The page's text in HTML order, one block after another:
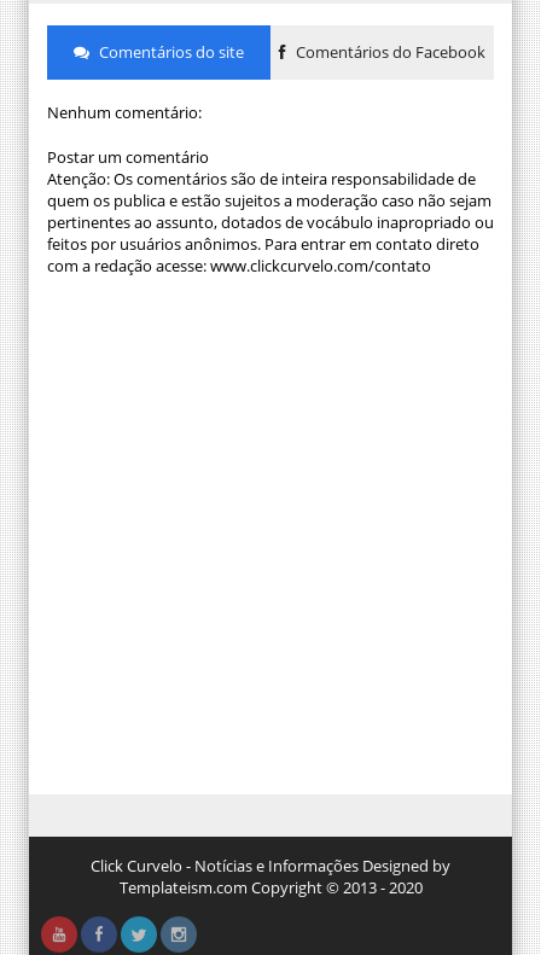
Comentários do site Comentários do Facebook
Nenhum comentário:
Postar um comentário
Atenção: Os comentários são de inteira responsabilidade de
quem os publica e estão sujeitos a moderação caso não sejam
pertinentes ao assunto, dotados de vocábulo inapropriado ou
feitos por usuários anônimos. Para entrar em contato direto
com a redação acesse: www.clickcurvelo.com/contato
Click Curvelo - Notícias e Informações Designed by
Templateism.com Copyright © 2013 - 2020